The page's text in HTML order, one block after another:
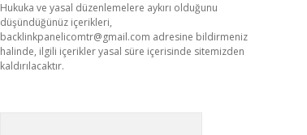
Hukuka ve yasal düzenlemelere aykırı olduğunu
düşündüğünüz içerikleri,
backlinkpanelicomtr@gmail.com adresine bildirmeniz
halinde, ilgili içerikler yasal süre içerisinde sitemizden
kaldırılacaktır.